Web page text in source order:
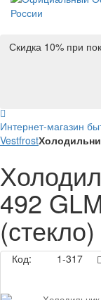
Скидка 10% при
Интернет-магазин
Vestfrost
492
(стекло)
Код: 1-317